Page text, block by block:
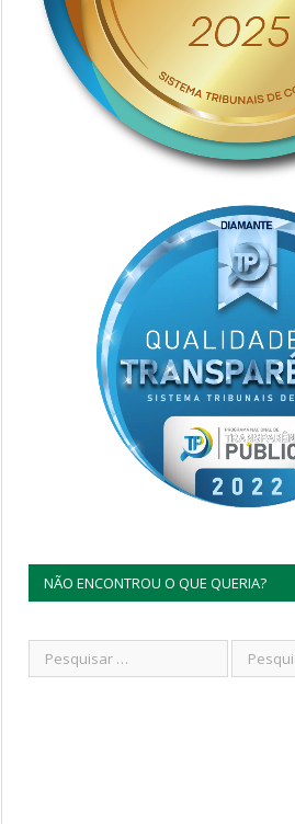
NÃO ENCONTROU O QUE QUERIA?